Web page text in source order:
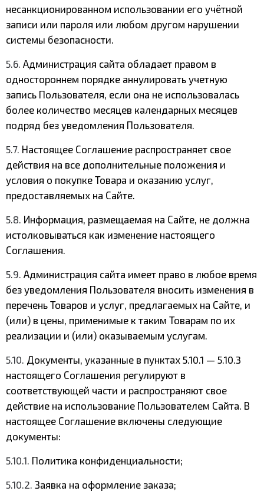
несанкционированном использовании его учётной
записи или пароля или любом другом нарушении
системы безопасности.
5.6. Администрация сайта обладает правом в
одностороннем порядке аннулировать учетную
запись Пользователя, если она не использовалась
более количество месяцев календарных месяцев
подряд без уведомления Пользователя.
5.7. Настоящее Соглашение распространяет свое
действия на все дополнительные положения и
условия о покупке Товара и оказанию услуг,
предоставляемых на Сайте.
5.8. Информация, размещаемая на Сайте, не должна
истолковываться как изменение настоящего
Соглашения.
5.9. Администрация сайта имеет право в любое время
без уведомления Пользователя вносить изменения в
перечень Товаров и услуг, предлагаемых на Сайте, и
(или) в цены, применимые к таким Товарам по их
реализации и (или) оказываемым услугам.
5.10. Документы, указанные в пунктах 5.10.1 — 5.10.3
настоящего Соглашения регулируют в
соответствующей части и распространяют свое
действие на использование Пользователем Сайта. В
настоящее Соглашение включены следующие
документы:
5.10.1. Политика конфиденциальности;
5.10.2. Заявка на оформление заказа;